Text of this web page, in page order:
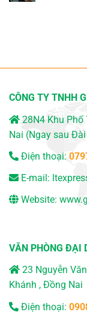
CÔNG TY TNHH
28N4 Khu
Nai (Ngay sau
Điện thoại:
E-mail:
Website:
VĂN PHÒNG ĐẠI
23 Nguyễn
Khánh , Đồng Nai
Điện thoại: